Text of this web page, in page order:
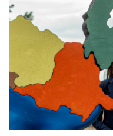
Sport
Osobnosti
Ostatní
Zajímavosti
Atletika
Cyklistika
Motosport
Glosy & Komentáře